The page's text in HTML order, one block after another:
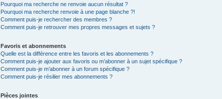
Pourquoi ma recherche ne renvoie aucun résultat ?
Pourquoi ma recherche renvoie à une page blanche ?!
Comment puis-je rechercher des membres ?
Comment puis-je retrouver mes propres messages et sujets ?
Favoris et abonnements
Quelle est la différence entre les favoris et les abonnements ?
Comment puis-je ajouter aux favoris ou m’abonner à un sujet spécifique ?
Comment puis-je m’abonner à un forum spécifique ?
Comment puis-je résilier mes abonnements ?
Pièces jointes